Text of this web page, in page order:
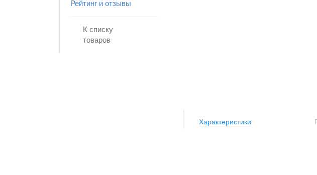
Рейтинг и отзывы
К списку
товаров
Характеристики